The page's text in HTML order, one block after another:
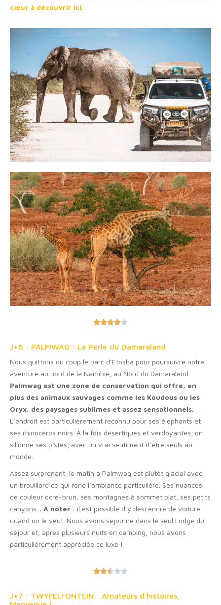
cœur à découvrir ici.

J+6 : PALMWAG : La Perle du Damaraland
Nous quittons du coup le parc d’Etosha pour poursuivre notre
aventure au nord de la Namibie, au Nord du Damaraland.
Palmwag est une zone de conservation qui offre, en
plus des animaux sauvages comme les Koudous ou les
Oryx, des paysages sublimes et assez sensationnels.
L’endroit est particulièrement reconnu pour ses éléphants et
ses rhinocéros noirs. À la fois désertiques et verdoyantes, on
sillonne ses pistes, avec un vrai sentiment d’être seuls au
monde.
Assez surprenant, le matin à Palmwag est plutôt glacial avec
un brouillard ce qui rend l’ambiance particulière. Ses nuances
de couleur ocre-brun, ses montagnes à sommet plat, ses petits
canyons.. . A noter : il est possible d’y descendre de voiture
quand on le veut. Nous avons séjourné dans le seul Lodge du
séjour et, après plusieurs nuits en camping, nous avons
particulièrement appréciée ce luxe !

J+7 : TWYFELFONTEIN : Amateurs d’histoires,